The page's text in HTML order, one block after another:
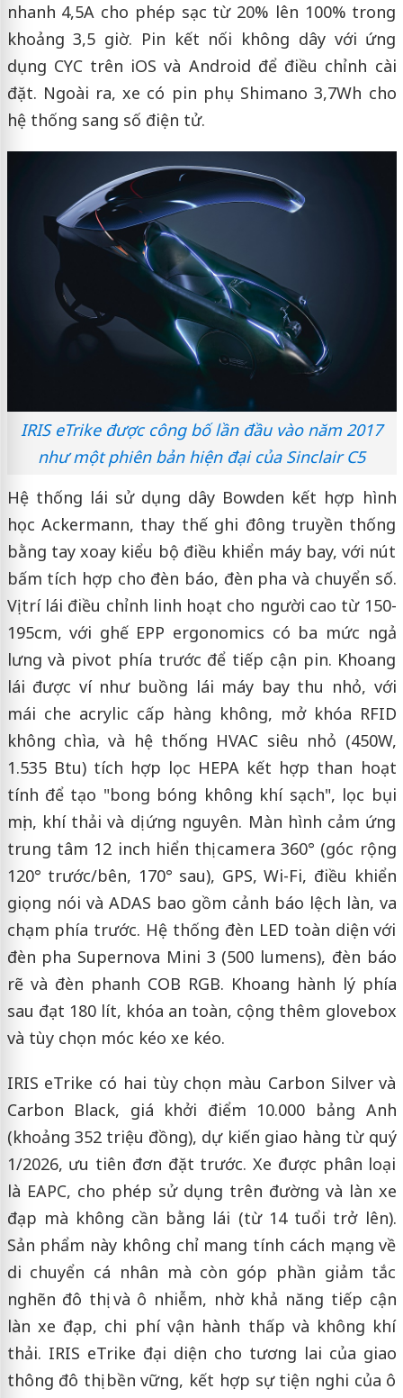
nhanh 4,5A cho phép sạc từ 20% lên 100% trong
khoảng 3,5 giờ. Pin kết nối không dây với ứng
dụng CYC trên iOS và Android để điều chỉnh cài
đặt. Ngoài ra, xe có pin phụ Shimano 3,7Wh cho
hệ thống sang số điện tử.
IRIS eTrike được công bố lần đầu vào năm 2017
như một phiên bản hiện đại của Sinclair C5
Hệ thống lái sử dụng dây Bowden kết hợp hình
học Ackermann, thay thế ghi đông truyền thống
bằng tay xoay kiểu bộ điều khiển máy bay, với nút
bấm tích hợp cho đèn báo, đèn pha và chuyển số.
Vị trí lái điều chỉnh linh hoạt cho người cao từ 150-
195cm, với ghế EPP ergonomics có ba mức ngả
lưng và pivot phía trước để tiếp cận pin. Khoang
lái được ví như buồng lái máy bay thu nhỏ, với
mái che acrylic cấp hàng không, mở khóa RFID
không chìa, và hệ thống HVAC siêu nhỏ (450W,
1.535 Btu) tích hợp lọc HEPA kết hợp than hoạt
tính để tạo "bong bóng không khí sạch", lọc bụi
mịn, khí thải và dị ứng nguyên. Màn hình cảm ứng
trung tâm 12 inch hiển thị camera 360° (góc rộng
120° trước/bên, 170° sau), GPS, Wi-Fi, điều khiển
giọng nói và ADAS bao gồm cảnh báo lệch làn, va
chạm phía trước. Hệ thống đèn LED toàn diện với
đèn pha Supernova Mini 3 (500 lumens), đèn báo
rẽ và đèn phanh COB RGB. Khoang hành lý phía
sau đạt 180 lít, khóa an toàn, cộng thêm glovebox
và tùy chọn móc kéo xe kéo.
IRIS eTrike có hai tùy chọn màu Carbon Silver và
Carbon Black, giá khởi điểm 10.000 bảng Anh
(khoảng 352 triệu đồng), dự kiến giao hàng từ quý
1/2026, ưu tiên đơn đặt trước. Xe được phân loại
là EAPC, cho phép sử dụng trên đường và làn xe
đạp mà không cần bằng lái (từ 14 tuổi trở lên).
Sản phẩm này không chỉ mang tính cách mạng về
di chuyển cá nhân mà còn góp phần giảm tắc
nghẽn đô thị và ô nhiễm, nhờ khả năng tiếp cận
làn xe đạp, chi phí vận hành thấp và không khí
thải. IRIS eTrike đại diện cho tương lai của giao
thông đô thị bền vững, kết hợp sự tiện nghi của ô